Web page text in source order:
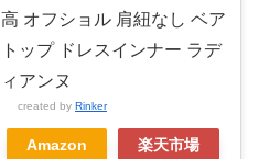
高 オフショル 肩紐なし ベア
トップ ドレスインナー ラデ
ィアンヌ
created by Rinker
Amazon 楽天市場